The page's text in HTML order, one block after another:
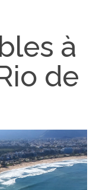
à
de